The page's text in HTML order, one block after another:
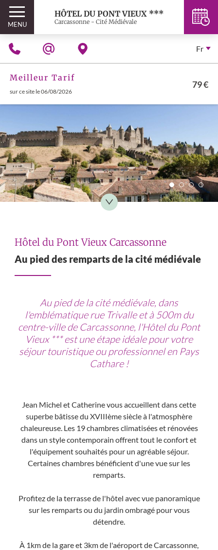
MENU
HÔTEL DU PONT VIEUX ***
Carcassonne - Cité Médiévale
Fr
Meilleur Tarif
sur ce site le 06/08/2026
79 €
Hôtel du Pont Vieux Carcassonne
Au pied des remparts de la cité médiévale
Au pied de la cité médiévale, dans
l'emblématique rue Trivalle et à 500m du
centre-ville de Carcassonne, l'Hôtel du Pont
Vieux *** est une étape idéale pour votre
séjour touristique ou professionnel en Pays
Cathare !
Jean Michel et Catherine vous accueillent dans cette
superbe bâtisse du XVIIIème siècle à l'atmosphère
chaleureuse. Les 19 chambres climatisées et rénovées
dans un style contemporain offrent tout le confort et
l'équipement souhaités pour un agréable séjour.
Certaines chambres bénéficient d'une vue sur les
remparts.
Profitez de la terrasse de l'hôtel avec vue panoramique
sur les remparts ou du jardin ombragé pour vous
détendre.
À 1km de la gare et 3km de l'aéroport de Carcassonne,